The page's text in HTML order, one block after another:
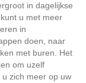
in dagelijkse
u met meer
in
doen, naar
met buren. Het
om uzelf
zich meer op uw